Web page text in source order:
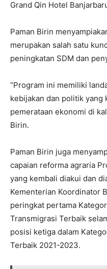
Grand Qin Hotel
Paman Birin
merupakan salah satu
peningkatan SDM dan
“Program ini memiliki
kebijakan dan politik yang
pemerataan ekonomi di
Birin.
Paman Birin juga
capaian reforma agraria
yang kembali diakui dan
Kementerian Koordinator
peringkat pertama
Transmigrasi Terbaik
posisi ketiga dalam
Terbaik 2021-2023.